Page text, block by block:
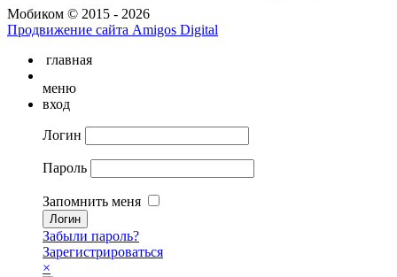
Мобиком © 2015 - 2026
Продвижение сайта Amigos Digital
главная
меню
вход
Логин
Пароль
Запомнить меня
Забыли пароль?
Зарегистрироваться
×